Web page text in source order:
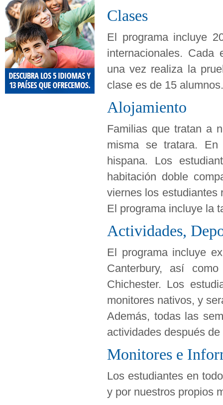
Clases
El programa incluye
internacionales. Cada
una vez realiza la
clase es de 15 alumnos.
Alojamiento
Familias que tratan a
misma se tratara.
hispana. Los
habitación doble
viernes los estudiantes
El programa incluye la
Actividades,
El programa incluye
Canterbury, así
Chichester. Los
monitores nativos, y
Además, todas las
actividades después
Monitores e
Los estudiantes en
y por nuestros propios